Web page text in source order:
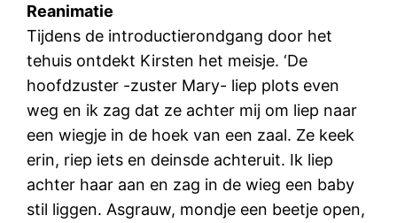
Reanimatie
Tijdens de introductierondgang door het
tehuis ontdekt Kirsten het meisje. ‘De
hoofdzuster -zuster Mary- liep plots even
weg en ik zag dat ze achter mij om liep naar
een wiegje in de hoek van een zaal. Ze keek
erin, riep iets en deinsde achteruit. Ik liep
achter haar aan en zag in de wieg een baby
stil liggen. Asgrauw, mondje een beetje open,